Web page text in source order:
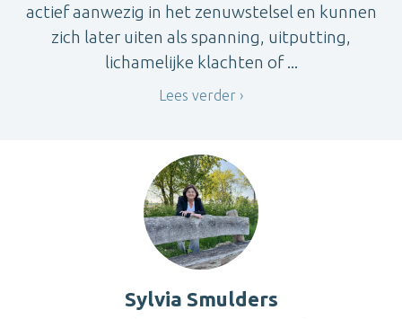
actief aanwezig in het zenuwstelsel en kunnen
zich later uiten als spanning, uitputting,
lichamelijke klachten of ...
Lees verder
Sylvia Smulders